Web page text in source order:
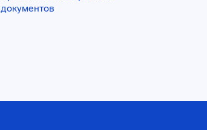
документов